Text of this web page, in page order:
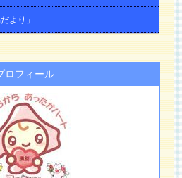
より」
ロフィール